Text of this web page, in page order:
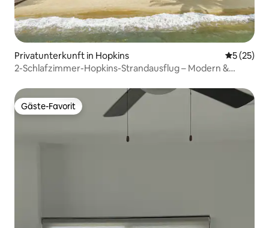
Privatunterkunft in Hopkins
5 (25)
2-Schlafzimmer-Hopkins-Strandausflug – Modern &
Gäste-Favorit
Gäste-Favorit